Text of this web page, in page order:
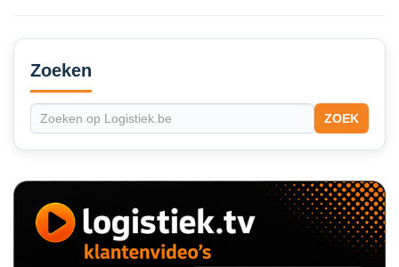
Secondary
Sidebar
Zoeken
ZOEK